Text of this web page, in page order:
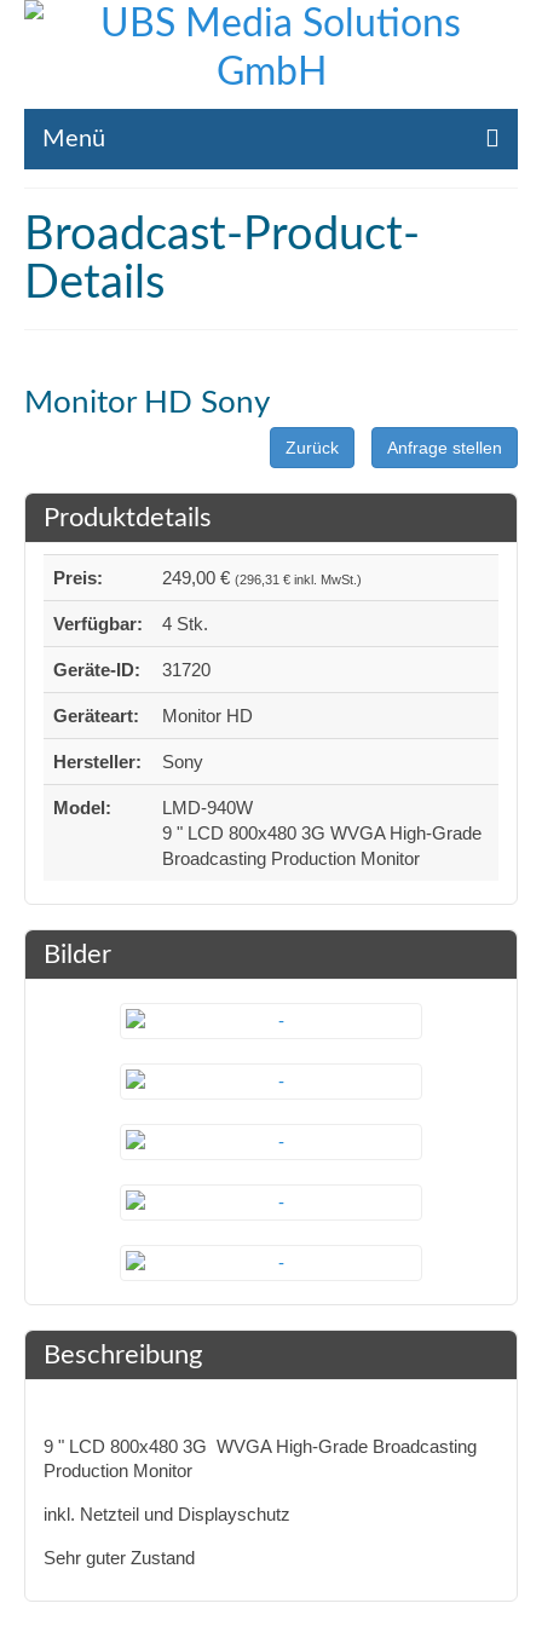
Menü
Liste gebrauchte Broadcast-Technik
Broadcast-Technik Verleih
Broadcast-Product-
Details
Monitor HD Sony
Zurück Anfrage stellen
Produktdetails
Preis: 249,00 € (296,31 € inkl. MwSt.)
Verfügbar: 4 Stk.
Geräte-ID: 31720
Geräteart: Monitor HD
Hersteller: Sony
Model:
LMD-940W
9 " LCD 800x480 3G WVGA High-Grade
Broadcasting Production Monitor
Bilder
Beschreibung
9 " LCD 800x480 3G WVGA High-Grade Broadcasting
Production Monitor
inkl. Netzteil und Displayschutz
Sehr guter Zustand